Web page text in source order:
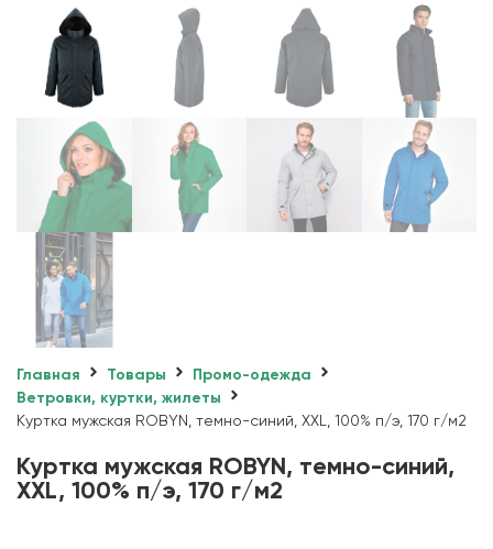
Главная Товары
Промо-одежда
Ветровки, куртки, жилеты
Куртка мужская ROBYN, темно-синий, XXL, 100% п/э, 170 г/м2
Куртка мужская ROBYN, темно-синий,
XXL, 100% п/э, 170 г/м2